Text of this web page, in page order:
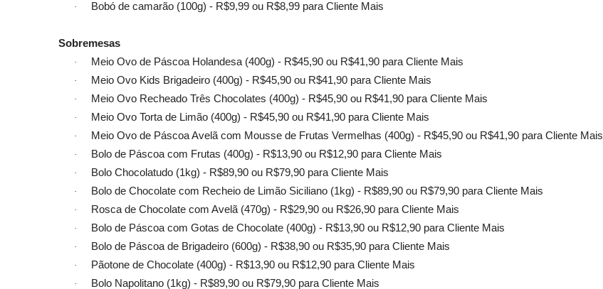
· Bobó de camarão (100g) - R$9,99 ou R$8,99 para Cliente Mais
Sobremesas
· Meio Ovo de Páscoa Holandesa (400g) - R$45,90 ou R$41,90 para Cliente Mais
· Meio Ovo Kids Brigadeiro (400g) - R$45,90 ou R$41,90 para Cliente Mais
· Meio Ovo Recheado Três Chocolates (400g) - R$45,90 ou R$41,90 para Cliente Mais
· Meio Ovo Torta de Limão (400g) - R$45,90 ou R$41,90 para Cliente Mais
· Meio Ovo de Páscoa Avelã com Mousse de Frutas Vermelhas (400g) - R$45,90 ou R$41,90 para Cliente Mais
· Bolo de Páscoa com Frutas (400g) - R$13,90 ou R$12,90 para Cliente Mais
· Bolo Chocolatudo (1kg) - R$89,90 ou R$79,90 para Cliente Mais
· Bolo de Chocolate com Recheio de Limão Siciliano (1kg) - R$89,90 ou R$79,90 para Cliente Mais
· Rosca de Chocolate com Avelã (470g) - R$29,90 ou R$26,90 para Cliente Mais
· Bolo de Páscoa com Gotas de Chocolate (400g) - R$13,90 ou R$12,90 para Cliente Mais
· Bolo de Páscoa de Brigadeiro (600g) - R$38,90 ou R$35,90 para Cliente Mais
· Pãotone de Chocolate (400g) - R$13,90 ou R$12,90 para Cliente Mais
· Bolo Napolitano (1kg) - R$89,90 ou R$79,90 para Cliente Mais